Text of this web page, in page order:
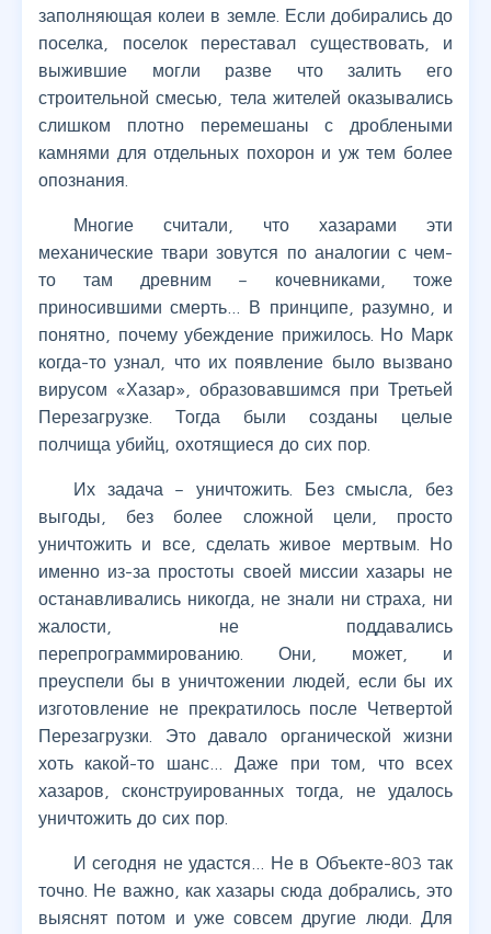
заполняющая колеи в земле. Если добирались до
поселка, поселок переставал существовать, и
выжившие могли разве что залить его
строительной смесью, тела жителей оказывались
слишком плотно перемешаны с дроблеными
камнями для отдельных похорон и уж тем более
опознания.
Многие считали, что хазарами эти
механические твари зовутся по аналогии с чем-
то там древним – кочевниками, тоже
приносившими смерть… В принципе, разумно, и
понятно, почему убеждение прижилось. Но Марк
когда-то узнал, что их появление было вызвано
вирусом «Хазар», образовавшимся при Третьей
Перезагрузке. Тогда были созданы целые
полчища убийц, охотящиеся до сих пор.
Их задача – уничтожить. Без смысла, без
выгоды, без более сложной цели, просто
уничтожить и все, сделать живое мертвым. Но
именно из-за простоты своей миссии хазары не
останавливались никогда, не знали ни страха, ни
жалости, не поддавались
перепрограммированию. Они, может, и
преуспели бы в уничтожении людей, если бы их
изготовление не прекратилось после Четвертой
Перезагрузки. Это давало органической жизни
хоть какой-то шанс… Даже при том, что всех
хазаров, сконструированных тогда, не удалось
уничтожить до сих пор.
И сегодня не удастся… Не в Объекте-803 так
точно. Не важно, как хазары сюда добрались, это
выяснят потом и уже совсем другие люди. Для